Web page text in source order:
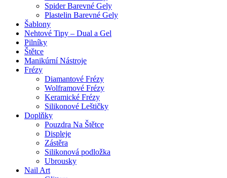
Spider Barevné Gely
Plastelin Barevné Gely
Šablony
Nehtové Tipy – Dual a Gel
Pilníky
Štětce
Manikúrní Nástroje
Frézy
Diamantové Frézy
Wolframové Frézy
Keramické Frézy
Silikonové Leštičky
Doplňky
Pouzdra Na Štětce
Displeje
Zástěra
Silikonová podložka
Ubrousky
Nail Art